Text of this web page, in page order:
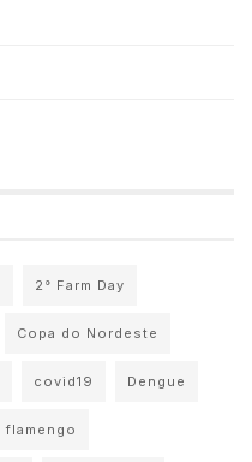
2° Farm Day
Copa do Nordeste
covid19 Dengue
flamengo